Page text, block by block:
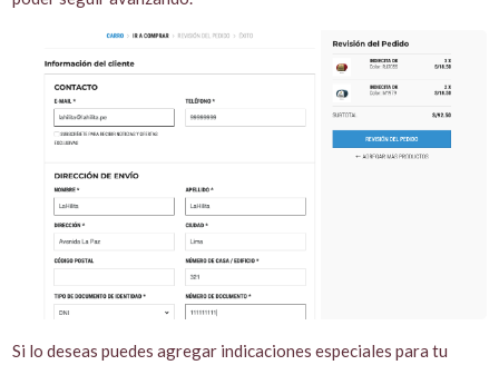
Si lo deseas puedes agregar indicaciones especiales para tu